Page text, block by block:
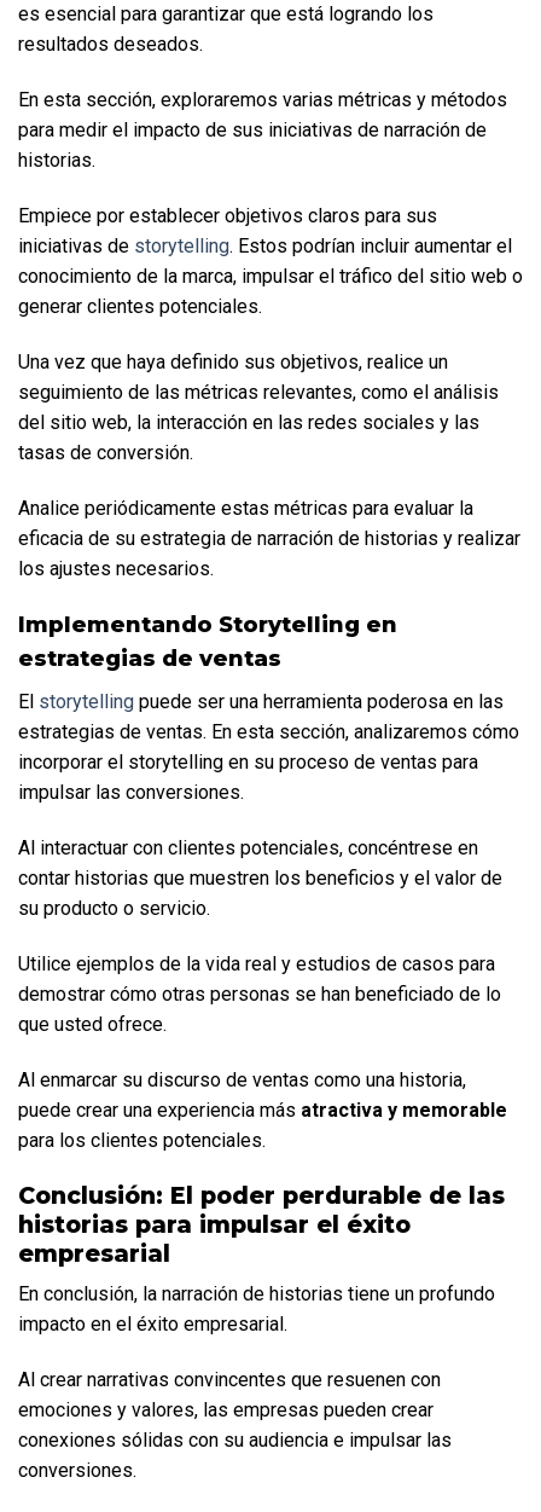
es esencial para garantizar que está logrando los
resultados deseados.
En esta sección, exploraremos varias métricas y métodos
para medir el impacto de sus iniciativas de narración de
historias.
Empiece por establecer objetivos claros para sus
iniciativas de storytelling. Estos podrían incluir aumentar el
conocimiento de la marca, impulsar el tráfico del sitio web o
generar clientes potenciales.
Una vez que haya definido sus objetivos, realice un
seguimiento de las métricas relevantes, como el análisis
del sitio web, la interacción en las redes sociales y las
tasas de conversión.
Analice periódicamente estas métricas para evaluar la
eficacia de su estrategia de narración de historias y realizar
los ajustes necesarios.
Implementando Storytelling en
estrategias de ventas
El storytelling puede ser una herramienta poderosa en las
estrategias de ventas. En esta sección, analizaremos cómo
incorporar el storytelling en su proceso de ventas para
impulsar las conversiones.
Al interactuar con clientes potenciales, concéntrese en
contar historias que muestren los beneficios y el valor de
su producto o servicio.
Utilice ejemplos de la vida real y estudios de casos para
demostrar cómo otras personas se han beneficiado de lo
que usted ofrece.
Al enmarcar su discurso de ventas como una historia,
puede crear una experiencia más atractiva y memorable
para los clientes potenciales.
Conclusión: El poder perdurable de las
historias para impulsar el éxito
empresarial
En conclusión, la narración de historias tiene un profundo
impacto en el éxito empresarial.
Al crear narrativas convincentes que resuenen con
emociones y valores, las empresas pueden crear
conexiones sólidas con su audiencia e impulsar las
conversiones.